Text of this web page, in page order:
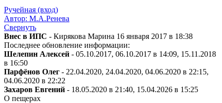
Ручейная (вход)
Автор: М.А.Ренева
Свернуть
Внес в ИПС - Кирякова Марина 16 января 2017 в 18:38
Последнее обновление информации:
Шелепин Алексей - 05.10.2017, 06.10.2017 в 14:09, 15.11.2018
в 16:50
Парфёнов Олег - 22.04.2020, 24.04.2020, 04.06.2020 в 22:15,
04.06.2020 в 22:22
Захаров Евгений - 18.05.2020 в 21:40, 15.04.2026 в 15:25
О пещерах